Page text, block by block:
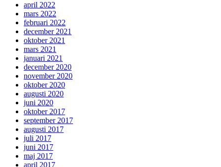
april 2022
mars 2022
februari 2022
december 2021
oktober 2021
mars 2021
januari 2021
december 2020
november 2020
oktober 2020
augusti 2020
juni 2020
oktober 2017
september 2017
augusti 2017
juli 2017
juni 2017
maj 2017
april 2017